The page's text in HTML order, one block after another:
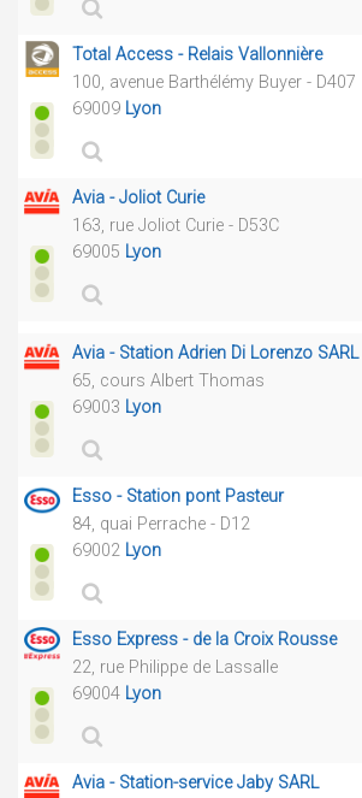
Total Access - Relais Vallonnière
100, avenue Barthélémy Buyer - D407
69009 Lyon
Avia - Joliot Curie
163, rue Joliot Curie - D53C
69005 Lyon
Avia - Station Adrien Di Lorenzo SARL
65, cours Albert Thomas
69003 Lyon
Esso - Station pont Pasteur
84, quai Perrache - D12
69002 Lyon
Esso Express - de la Croix Rousse
22, rue Philippe de Lassalle
69004 Lyon
Avia - Station-service Jaby SARL